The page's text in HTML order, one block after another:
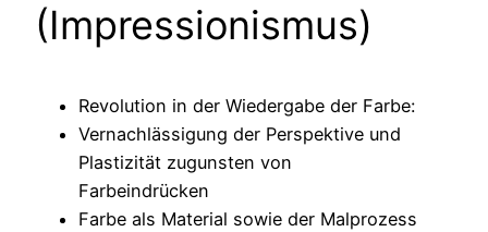
(Impressionismus)
Revolution in der Wiedergabe der Farbe:
Vernachlässigung der Perspektive und
Plastizität zugunsten von
Farbeindrücken
Farbe als Material sowie der Malprozess